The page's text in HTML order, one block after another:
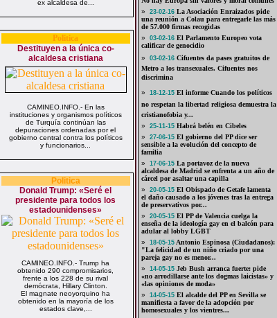
ex alcaldesa de...
Politica
Destituyen a la única co-
alcaldesa cristiana
CAMINEO.INFO.- En las
instituciones y organismos políticos
de Turquía continúan las
depuraciones ordenadas por el
gobierno central contra los políticos
y funcionarios...
Politica
Donald Trump: «Seré el
presidente para todos los
estadounidenses»
CAMINEO.INFO.- Trump ha
obtenido 290 compromisarios,
frente a los 228 de su rival
demócrata, Hillary Clinton.
El magnate neoyorquino ha
obtenido en la mayoría de los
estados clave,...
»
23-02-16La Asociación Enraizados pide
una reunión a Colau para entregarle las más
de 57.000 firmas recogidas
»
03-02-16El Parlamento Europeo vota
calificar de genocidio
»
03-02-16Cifuentes da pases gratuitos de
Metro a los transexuales. Cifuentes nos
discrimina
»
18-12-15El informe Cuando los políticos
no respetan la libertad religiosa demuestra la
cristianofobia y...
»
25-11-15Habrá belén en Cibeles
»
27-06-15El gobierno del PP dice ser
sensible a la evolución del concepto de
familia
»
17-06-15La portavoz de la nueva
alcaldesa de Madrid se enfrenta a un año de
cárcel por asaltar una capilla
»
20-05-15El Obispado de Getafe lamenta
el daño causado a los jóvenes tras la entrega
de preservativos por...
»
20-05-15El PP de Valencia cuelga la
enseña de la ideología gay en el balcón para
adular al lobby LGBT
»
18-05-15Antonio Espinosa (Ciudadanos):
"La felicidad de un niño criado por una
pareja gay no es menor...
»
14-05-15Jeb Bush arranca fuerte: pide
«no arrodillarse ante los dogmas laicistas» y
«las opiniones de moda»
»
14-05-15El alcalde del PP en Sevilla se
manifiesta a favor de la adopción por
homosexuales y los vientres...